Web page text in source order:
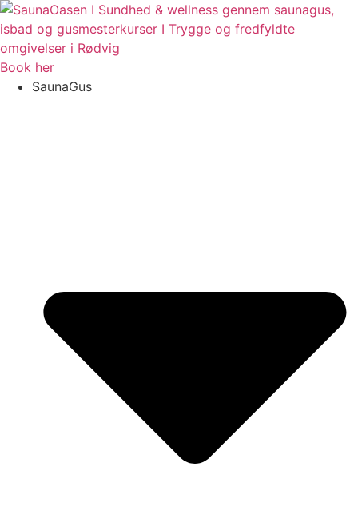
Videre
til
indhold
Book her
SaunaGus